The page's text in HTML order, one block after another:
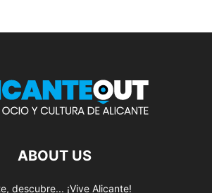
ABOUT US
descubre... ¡Vive Alicante!